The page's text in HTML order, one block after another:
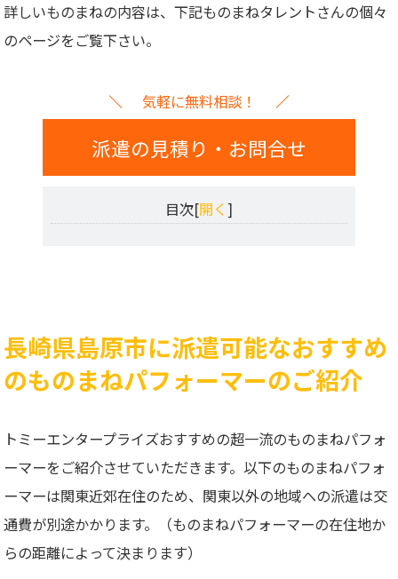
詳しいものまねの内容は、下記ものまねタレントさんの個々
のページをご覧下さい。
気軽に無料相談！
派遣の見積り・お問合せ
目次[開く ]
長崎県島原市に派遣可能なおすすめ
のものまねパフォーマーのご紹介
トミーエンタープライズおすすめの超一流のものまねパフォ
ーマーをご紹介させていただきます。以下のものまねパフォ
ーマーは関東近郊在住のため、関東以外の地域への派遣は交
通費が別途かかります。（ものまねパフォーマーの在住地か
らの距離によって決まります）